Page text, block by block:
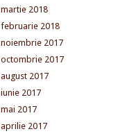
martie 2018
februarie 2018
noiembrie 2017
octombrie 2017
august 2017
iunie 2017
mai 2017
aprilie 2017